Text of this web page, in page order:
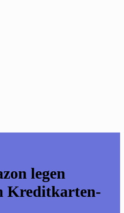
legen
Kreditkarten-